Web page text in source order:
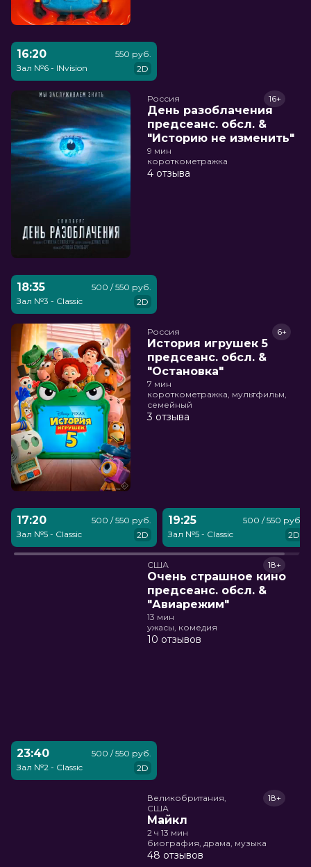
16:20
Зал №6 - INvision
550 руб.
2D
Россия
День разоблачения
предсеанс. обсл. &
"Историю не изменить"
16+
9 мин
короткометражка
4 отзыва
18:35
Зал №3 - Classic
500 / 550 руб.
2D
Россия
История игрушек 5
предсеанс. обсл. &
"Остановка"
6+
7 мин
короткометражка, мультфильм,
семейный
3 отзыва
17:20
Зал №5 - Classic
500 / 550 руб.
2D
19:25
Зал №5 - Classic
500 / 550 руб.
2D
США
Очень страшное кино
предсеанс. обсл. &
"Авиарежим"
18+
13 мин
ужасы, комедия
10 отзывов
23:40
Зал №2 - Classic
500 / 550 руб.
2D
Великобритания,
США
Майкл
18+
2 ч 13 мин
биография, драма, музыка
48 отзывов